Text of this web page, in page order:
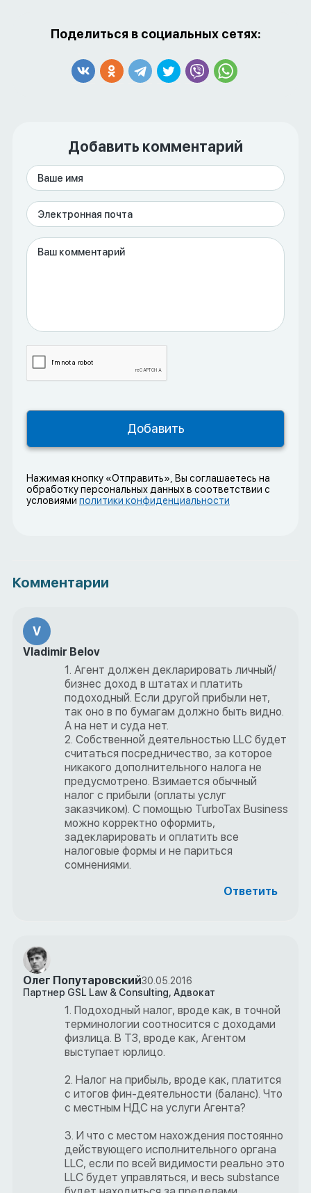
Поделиться в социальных сетях:
Добавить комментарий
Нажимая кнопку «Отправить», Вы соглашаетесь на
обработку персональных данных в соответствии с
условиями политики конфиденциальности
Комментарии
V
Vladimir Belov
1. Агент должен декларировать личный/
бизнес доход в штатах и платить
подоходный. Если другой прибыли нет,
так оно в по бумагам должно быть видно.
А на нет и суда нет.
2. Собственной деятельностью LLC будет
считаться посредничество, за которое
никакого дополнительного налога не
предусмотрено. Взимается обычный
налог с прибыли (оплаты услуг
заказчиком). С помощью TurboTax Business
можно корректно оформить,
задекларировать и оплатить все
налоговые формы и не париться
сомнениями.
Ответить
Олег Попутаровский30.05.2016
Партнер GSL Law & Consulting, Адвокат
1. Подоходный налог, вроде как, в точной
терминологии соотносится с доходами
физлица. В ТЗ, вроде как, Агентом
выступает юрлицо.
2. Налог на прибыль, вроде как, платится
с итогов фин-деятельности (баланс). Что
с местным НДС на услуги Агента?
3. И что с местом нахождения постоянно
действующего исполнительного органа
LLC, если по всей видимости реально это
LLC будет управляться, и весь substance